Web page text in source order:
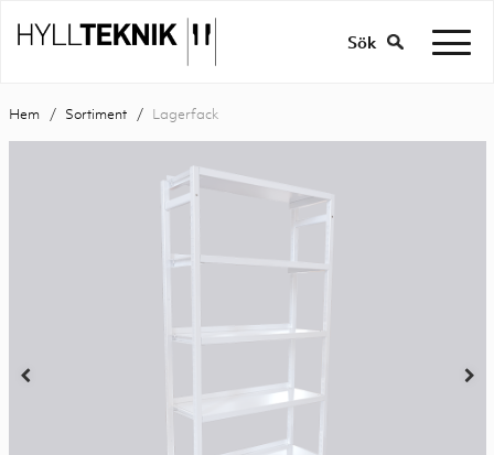
Sök
Hem Sortiment Lagerfack